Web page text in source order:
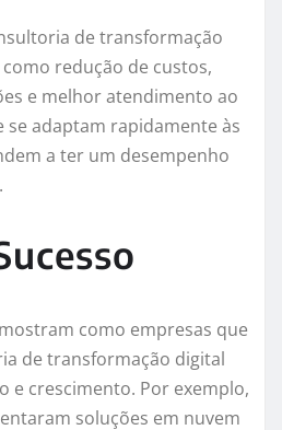
de transformação
redução de custos,
e melhor atendimento ao
se adaptam rapidamente às
a ter um desempenho
como empresas que
de transformação digital
e crescimento. Por exemplo,
soluções em nuvem